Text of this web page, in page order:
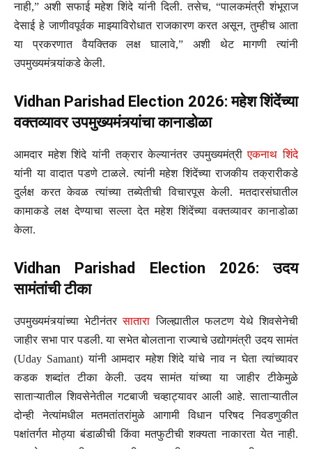
नाही,” अशी सफाई महेश शिंदे यांनी दिली. तसेच, “पालकमंत्री शंभूराज
देसाई हे जाणीवपूर्वक माझ्याविरोधात राजकारण करत असून, तुम्हीच आता
या प्रकरणात वैयक्तिक लक्ष घालावे,” अशी थेट मागणी त्यांनी
उपमुख्यमंत्र्यांकडे केली.
Vidhan Parishad Election 2026: महेश शिंदेंच्या
वक्तव्यावर उपमुख्यमंत्र्यांचा कानाडोळा
आमदार महेश शिंदे यांनी तक्रार केल्यानंतर उपमुख्यमंत्रीएकनाथ शिंदे
यांनी या वादात पडणे टाळले. त्यांनी महेश शिंदेंच्या राजकीय तक्रारीकडे
दुर्लक्ष करत केवळ त्यांच्या तब्येतीची विचारपूस केली. मतदारसंघातील
कामाकडे लक्ष देण्याचा सल्ला देत महेश शिंदेंच्या वक्तव्यावर कानाडोळा
केला.
Vidhan Parishad Election 2026: उदय
सामंतांची टीका
उपमुख्यमंत्र्यांच्या भेटीनंतरसातारा जिल्ह्यातील फलटण येथे शिवसेनेची
जाहीर सभा पार पडली. या सभेत बोलताना राज्याचे उद्योगमंत्री उदय सामंत
(Uday Samant) यांनी आमदार महेश शिंदे यांचे नाव न घेता त्यांच्यावर
कडक शब्दांत टीका केली. उदय सामंत यांच्या या जाहीर टीकेमुळे
साताऱ्यातील शिवसेनेतील गटबाजी चव्हाट्यावर आली आहे. साताऱ्यातील
दोन्ही नेत्यांमधील मतमतांतरांमुळे आगामी विधान परिषद निवडणुकीत
पक्षांतर्गत मोठ्या बंडाळीची किंवा मतफुटीची शक्यता नाकारता येत नाही.